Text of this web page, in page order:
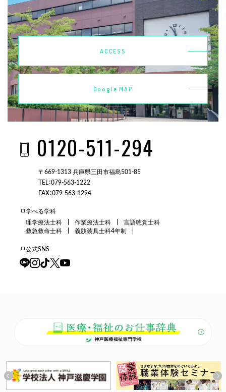
ACCESS
Google MAP
0120-511-294
〒669-1313 兵庫県三田市福島501-85
TEL：079-563-1222
FAX：079-563-1294
学べる学科
理学療法士科
作業療法士科
言語聴覚士科
救急救命士科
義肢装具士科4年制
公式SNS